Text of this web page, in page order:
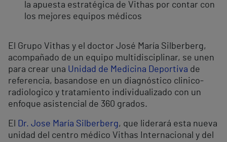
la apuesta estratégica de Vithas por contar con
los mejores equipos médicos
El Grupo Vithas y el doctor José María Silberberg,
acompañado de un equipo multidisciplinar, se unen
para crear una Unidad de Medicina Deportiva de
referencia, basandose en un diagnóstico clinico-
radiologico y tratamiento individualizado con un
enfoque asistencial de 360 grados.
El Dr. Jose María Silberberg, que liderará esta nueva
unidad del centro médico Vithas Internacional y del